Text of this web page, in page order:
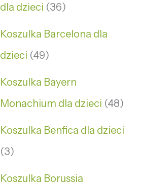
dla dzieci 36
Koszulka Barcelona dla
dzieci 49
Koszulka Bayern
Monachium dla dzieci 48
Koszulka Benfica dla dzieci
3
Koszulka Borussia